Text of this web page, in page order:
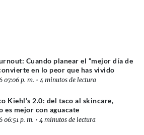
Cuando planear el “mejor día de
en lo peor que has vivido
07:06 p. m. • 4 minutos de lectura
Kiehl’s 2.0: del taco al skincare,
es mejor con aguacate
06:51 p. m. • 4 minutos de lectura